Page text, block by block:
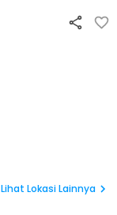
Lihat Lokasi Lainnya